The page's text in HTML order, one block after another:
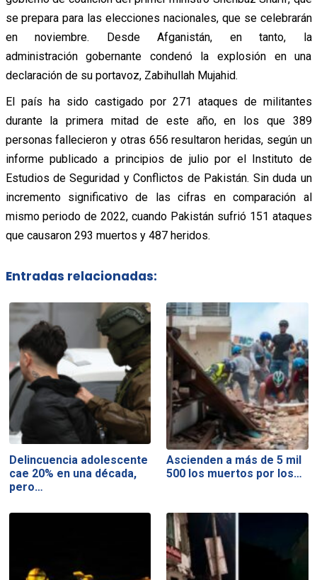
se prepara para las elecciones nacionales, que se celebrarán
en noviembre. Desde Afganistán, en tanto, la
administración gobernante condenó la explosión en una
declaración de su portavoz, Zabihullah Mujahid.
El país ha sido castigado por 271 ataques de militantes
durante la primera mitad de este año, en los que 389
personas fallecieron y otras 656 resultaron heridas, según un
informe publicado a principios de julio por el Instituto de
Estudios de Seguridad y Conflictos de Pakistán. Sin duda un
incremento significativo de las cifras en comparación al
mismo periodo de 2022, cuando Pakistán sufrió 151 ataques
que causaron 293 muertos y 487 heridos.
Entradas relacionadas:
Delincuencia adolescente
cae 20% en una década,
pero…
Ascienden a más de 5 mil
500 los muertos por los…